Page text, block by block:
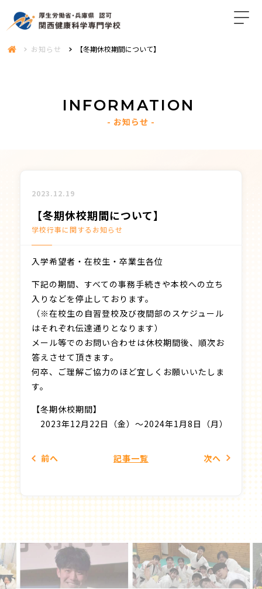
お知らせ 【冬期休校期間について】
INFORMATION
お知らせ
2023.12.19
【冬期休校期間について】
学校行事に関するお知らせ
入学希望者・在校生・卒業生各位
下記の期間、すべての事務手続きや本校への立ち
入りなどを停止しております。
（※在校生の自習登校及び夜間部のスケジュール
はそれぞれ伝達通りとなります）
メール等でのお問い合わせは休校期間後、順次お
答えさせて頂きます。
何卒、ご理解ご協力のほど宜しくお願いいたしま
す。
【冬期休校期間】
2023年12月22日（金）〜2024年1月8日（月）
前へ 記事一覧 次へ